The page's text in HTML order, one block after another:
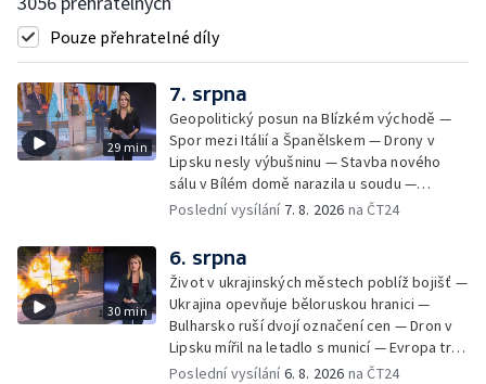
Pouze přehratelné díly
29 min
7. srpna
Geopolitický posun na Blízkém východě —
Spor mezi Itálií a Španělskem — Drony v
Lipsku nesly výbušninu — Stavba nového
sálu v Bílém domě narazila u soudu —
Severní polokouli sužuje sucho —
Teror osadníků na Západním břehu —
Záchrana netopýrů v Itálii
Poslední vysílání 7. 8. 2026 na ČT24
30 min
6. srpna
Život v ukrajinských městech poblíž bojišť —
Ukrajina opevňuje běloruskou hranici —
Bulharsko ruší dvojí označení cen — Dron v
Lipsku mířil na letadlo s municí — Evropa trpí
nedostatkem srážek — Nové záběry erupcí
Poslední vysílání6. 8. 2026 na ČT24